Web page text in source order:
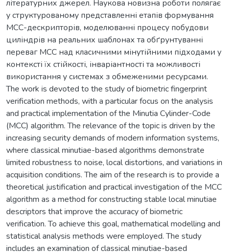
літературних джерел. Наукова новизна роботи полягає
у структурованому представленні етапів формування
MCC-дескрипторів, моделюванні процесу побудови
циліндрів на реальних шаблонах та обґрунтуванні
переваг MCC над класичними мінутійними підходами у
контексті їх стійкості, інваріантності та можливості
використання у системах з обмеженими ресурсами.
The work is devoted to the study of biometric fingerprint
verification methods, with a particular focus on the analysis
and practical implementation of the Minutia Cylinder-Code
(MCC) algorithm. The relevance of the topic is driven by the
increasing security demands of modern information systems,
where classical minutiae-based algorithms demonstrate
limited robustness to noise, local distortions, and variations in
acquisition conditions. The aim of the research is to provide a
theoretical justification and practical investigation of the MCC
algorithm as a method for constructing stable local minutiae
descriptors that improve the accuracy of biometric
verification. To achieve this goal, mathematical modelling and
statistical analysis methods were employed. The study
includes an examination of classical minutiae-based